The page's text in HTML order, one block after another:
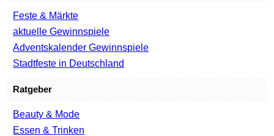
Feste & Märkte
aktuelle Gewinnspiele
Adventskalender Gewinnspiele
Stadtfeste in Deutschland
Ratgeber
Beauty & Mode
Essen & Trinken